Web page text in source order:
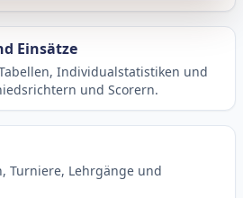
Einsätze
Individualstatistiken und
und Scorern.
Turniere, Lehrgänge und
und Kennworte
von der alten Homepage
und sollten weiterhin
werden können.